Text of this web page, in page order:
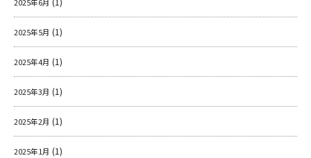
2025年6月
2025年5月 (1)
2025年4月 (1)
2025年3月 (1)
2025年2月 (1)
2025年1月 (1)